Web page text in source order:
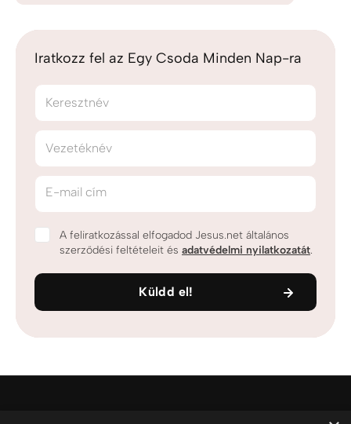
Iratkozz fel az Egy Csoda Minden Nap-ra
Keresztnév
Vezetéknév
E-mail cím
A feliratkozással elfogadod Jesus.net általános
szerződési feltételeit és adatvédelmi nyilatkozatát.
Küldd el!